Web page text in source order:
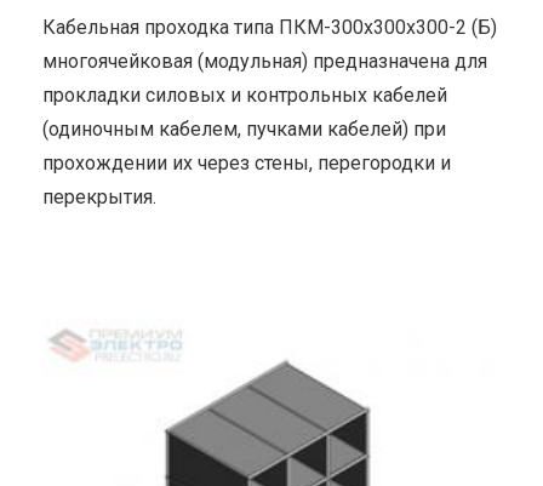
Кабельная проходка типа ПКМ-300х300х300-2 (Б)
многоячейковая (модульная) предназначена для
прокладки силовых и контрольных кабелей
(одиночным кабелем, пучками кабелей) при
прохождении их через стены, перегородки и
перекрытия.